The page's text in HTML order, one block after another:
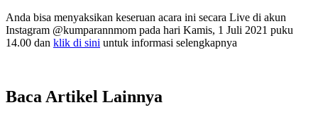
Anda bisa menyaksikan keseruan acara ini secara Live di akun
Instagram @kumparannmom pada hari Kamis, 1 Juli 2021 puku
14.00 dan klik di sini untuk informasi selengkapnya
Baca Artikel Lainnya